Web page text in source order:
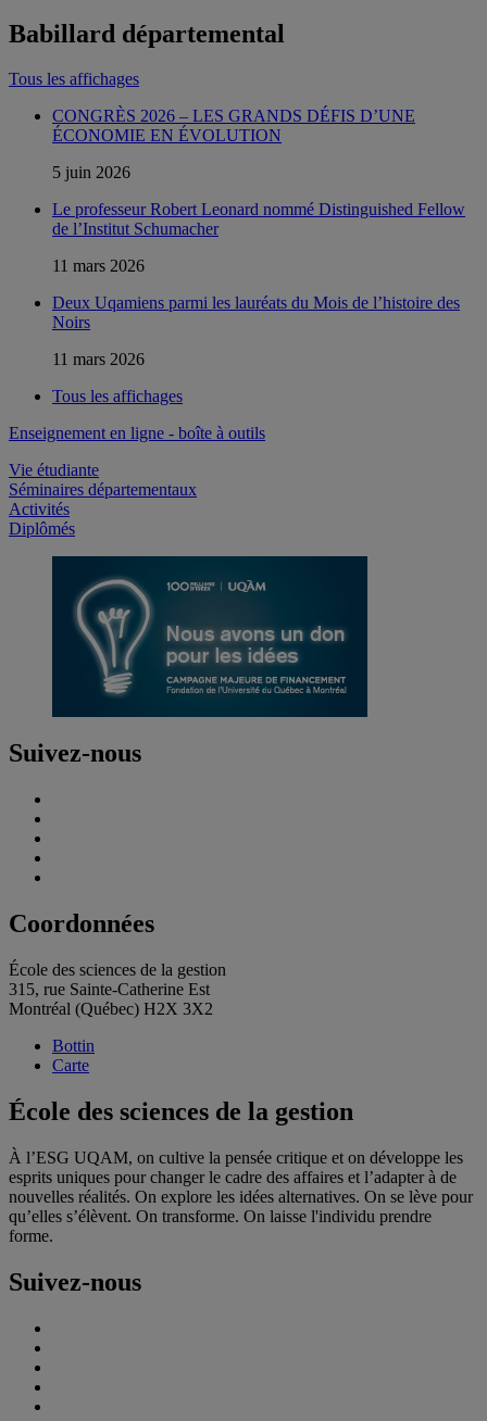
Babillard départemental
Tous les affichages
CONGRÈS 2026 – LES GRANDS DÉFIS D’UNE
ÉCONOMIE EN ÉVOLUTION
5 juin 2026
Le professeur Robert Leonard nommé Distinguished Fellow
de l’Institut Schumacher
11 mars 2026
Deux Uqamiens parmi les lauréats du Mois de l’histoire des
Noirs
11 mars 2026
Tous les affichages
Enseignement en ligne - boîte à outils
Vie étudiante
Séminaires départementaux
Activités
Diplômés
Suivez-nous
Coordonnées
École des sciences de la gestion
315, rue Sainte-Catherine Est
Montréal (Québec) H2X 3X2
Bottin
Carte
École des sciences de la gestion
À l’ESG UQAM, on cultive la pensée critique et on développe les
esprits uniques pour changer le cadre des affaires et l’adapter à de
nouvelles réalités. On explore les idées alternatives. On se lève pour
qu’elles s’élèvent. On transforme. On laisse l'individu prendre
forme.
Suivez-nous